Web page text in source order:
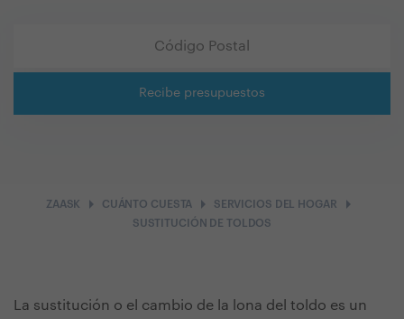
Recibe presupuestos
ZAASK arrow_right CUÁNTO CUESTA arrow_right SERVICIOS DEL HOGAR arrow_right
SUSTITUCIÓN DE TOLDOS
La sustitución o el cambio de la lona del toldo es un